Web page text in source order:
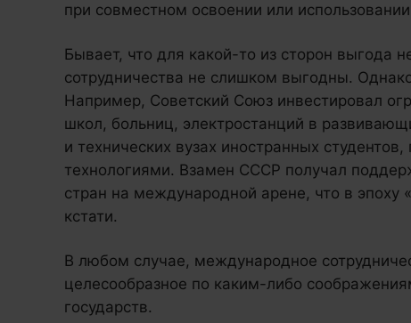
при совместном освоении или
Бывает, что для какой-то из сторон выгода
сотрудничества не слишком выгодны.
Например, Советский Союз инвестировал
школ, больниц, электростанций в
и технических вузах иностранных
технологиями. Взамен СССР получал
стран на международной арене, что в эпоху
кстати.
В любом случае, международное
целесообразное по каким-либо
государств.